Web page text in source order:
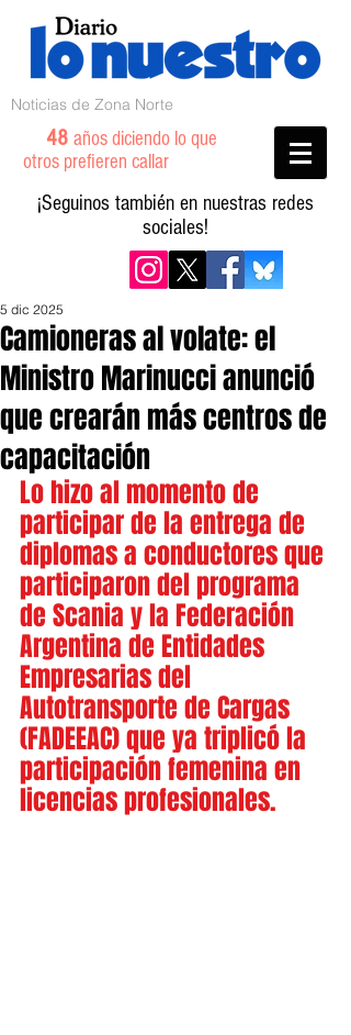
Noticias de Zona Norte
48 años diciendo lo que
otros prefieren callar
¡Seguinos también en nuestras redes
sociales!
Camioneras al volate: el
Ministro Marinucci anunció
que crearán más centros de
capacitación
5 dic 2025
Lo hizo al momento de
participar de la entrega de
diplomas a conductores que
participaron del programa
de Scania y la Federación
Argentina de Entidades
Empresarias del
Autotransporte de Cargas
(FADEEAC) que ya triplicó la
participación femenina en
licencias profesionales.